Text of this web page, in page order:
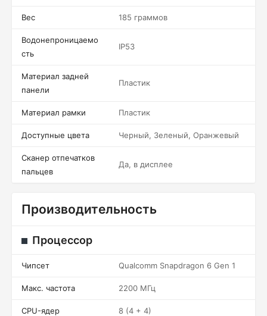
Вес 185 граммов
Водонепроницаемо
сть
IP53
Материал задней
панели
Пластик
Материал рамки Пластик
Доступные цвета Черный, Зеленый, Оранжевый
Сканер отпечатков
пальцев
Да, в дисплее
Производительность
Процессор
Чипсет Qualcomm Snapdragon 6 Gen 1
Макс. частота 2200 МГц
CPU-ядер 8 (4 + 4)